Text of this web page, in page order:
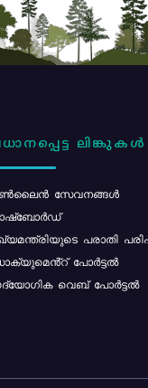
ലിങ്കുകൾ
സേവനങ്ങൾ
പരാതി
പോർട്ടൽ
വെബ് പോർട്ടൽ